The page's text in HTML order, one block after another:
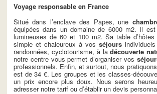
Voyage responsable en France
Situé dans l’enclave des Papes, une
équipées dans un domaine de 6000 m2. Il
lumineuses de 60 et 100 m2. Sa table
simple et chaleureux à vos séjoursindividuels
randonnées, cyclotourisme, à ladécouverte
notre centre vous permet d’organiser vos
professionnels. Enfin, et surtout, nous
est de 34 €. Les groupes et les classes-
un prix encore plus doux. Nous serons
adresser notre tarif ou d’établir un devis